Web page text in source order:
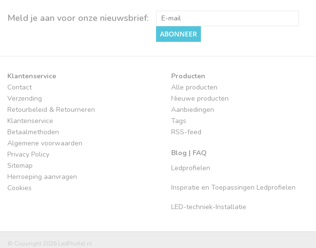
Meld je aan voor onze nieuwsbrief:
ABONNEER
Klantenservice
Contact
Verzending
Retourbeleid & Retourneren
Klantenservice
Betaalmethoden
Algemene voorwaarden
Privacy Policy
Sitemap
Herroeping aanvragen
Cookies
Producten
Alle producten
Nieuwe producten
Aanbiedingen
Tags
RSS-feed
Blog | FAQ
Ledprofielen
Inspiratie en Toepassingen Ledprofielen
LED-techniek-Installatie
© Copyright 2026 LedProfiel.nl